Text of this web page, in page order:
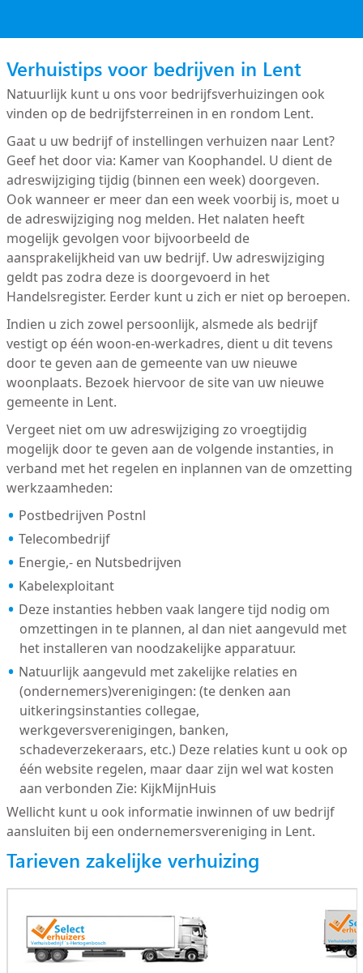
Verhuistips voor bedrijven in Lent
Natuurlijk kunt u ons voor bedrijfsverhuizingen ook
vinden op de bedrijfsterreinen in en rondom Lent.
Gaat u uw bedrijf of instellingen verhuizen naar Lent?
Geef het door via: Kamer van Koophandel. U dient de
adreswijziging tijdig (binnen een week) doorgeven.
Ook wanneer er meer dan een week voorbij is, moet u
de adreswijziging nog melden. Het nalaten heeft
mogelijk gevolgen voor bijvoorbeeld de
aansprakelijkheid van uw bedrijf. Uw adreswijziging
geldt pas zodra deze is doorgevoerd in het
Handelsregister. Eerder kunt u zich er niet op beroepen.
Indien u zich zowel persoonlijk, alsmede als bedrijf
vestigt op één woon-en-werkadres, dient u dit tevens
door te geven aan de gemeente van uw nieuwe
woonplaats. Bezoek hiervoor de site van uw nieuwe
gemeente in Lent.
Vergeet niet om uw adreswijziging zo vroegtijdig
mogelijk door te geven aan de volgende instanties, in
verband met het regelen en inplannen van de omzetting
werkzaamheden:
Postbedrijven Postnl
Telecombedrijf
Energie,- en Nutsbedrijven
Kabelexploitant
Deze instanties hebben vaak langere tijd nodig om
omzettingen in te plannen, al dan niet aangevuld met
het installeren van noodzakelijke apparatuur.
Natuurlijk aangevuld met zakelijke relaties en
(ondernemers)verenigingen: (te denken aan
uitkeringsinstanties collegae,
werkgeversverenigingen, banken,
schadeverzekeraars, etc.) Deze relaties kunt u ook op
één website regelen, maar daar zijn wel wat kosten
aan verbonden Zie: KijkMijnHuis
Wellicht kunt u ook informatie inwinnen of uw bedrijf
aansluiten bij een ondernemersvereniging in Lent.
Tarieven zakelijke verhuizing